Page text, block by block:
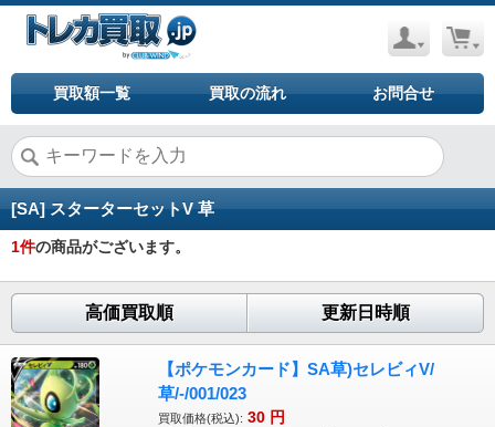
買取額一覧 買取の流れ お問合せ
[SA] スターターセットV 草
1件の商品がございます。
高価買取順 更新日時順
【ポケモンカード】SA草)セレビィV/
草/-/001/023
買取価格(税込): 30 円